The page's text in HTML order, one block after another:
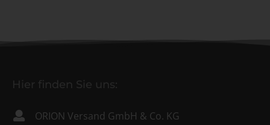
Hier finden Sie uns:
ORION Versand GmbH & Co. KG